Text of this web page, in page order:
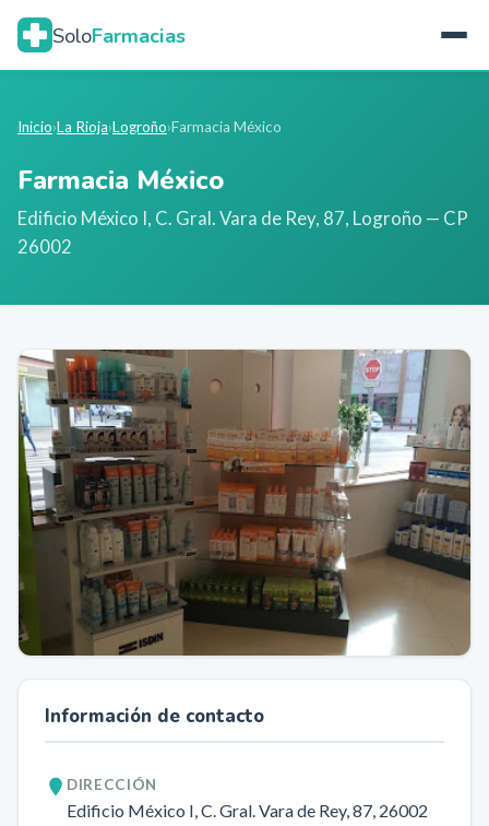
SoloFarmacias
Inicio›La Rioja›Logroño›Farmacia México
Farmacia México
Edificio México I, C. Gral. Vara de Rey, 87, Logroño — CP
26002
Información de contacto
DIRECCIÓN
Edificio México I, C. Gral. Vara de Rey, 87, 26002